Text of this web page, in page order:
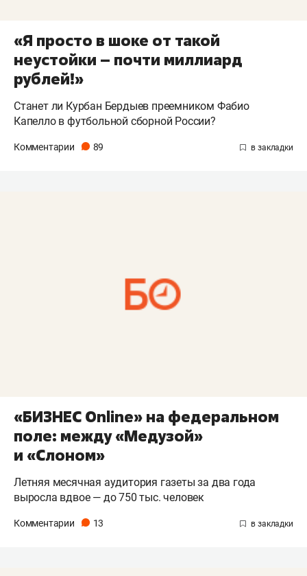
«Я просто в шоке от такой
неустойки – почти миллиард
рублей!»
Станет ли Курбан Бердыев преемником Фабио
Капелло в футбольной сборной России?
Комментарии 89
«БИЗНЕС Online» на федеральном
поле: между «Медузой»
и «Слоном»
Летняя месячная аудитория газеты за два года
выросла вдвое — до 750 тыс. человек
Комментарии 13